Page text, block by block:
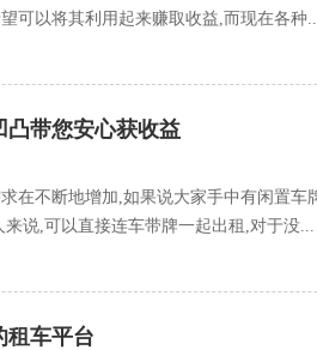
可以将其利用起来赚取收益,而现在各种
凸带您安心获收益
在不断地增加,如果说大家手中有闲置车
说,可以直接连车带牌一起出租,对于没...
租车平台